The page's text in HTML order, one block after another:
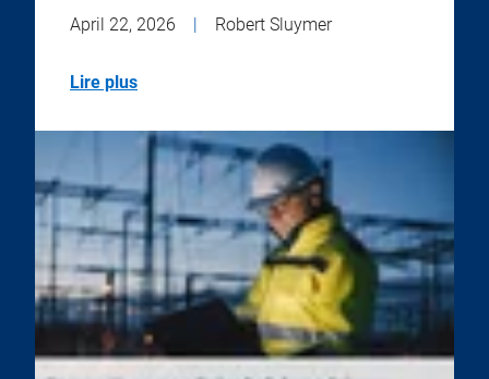
April 22, 2026 | Robert Sluymer
Lire plus